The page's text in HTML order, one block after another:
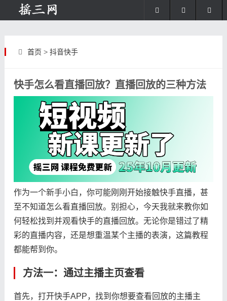
首页 > 抖音快手
快手怎么看直播回放？直播回放的三种方法
作为一个新手小白，你可能刚刚开始接触快手直播，甚
至不知道怎么看直播回放。别担心，今天我就来教你如
何轻松找到并观看快手的直播回放。无论你是错过了精
彩的直播内容，还是想重温某个主播的表演，这篇教程
都能帮到你。
方法一：通过主播主页查看
首先，打开快手APP，找到你想要查看回放的主播主